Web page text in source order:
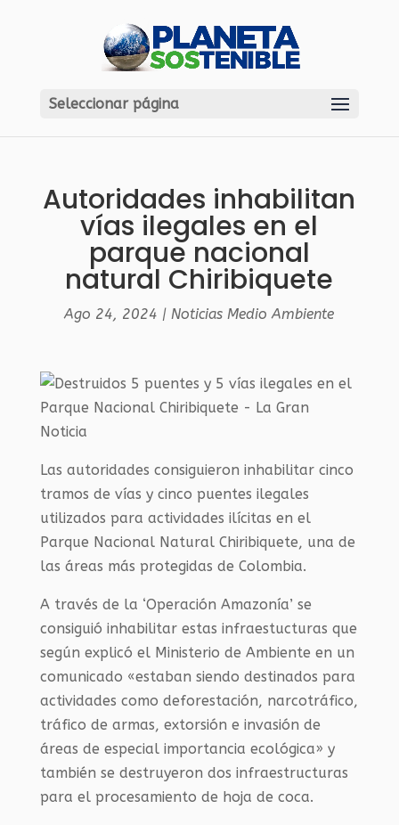
Seleccionar página
Autoridades inhabilitan
vías ilegales en el
parque nacional
natural Chiribiquete
Ago 24, 2024 |Noticias Medio Ambiente
Las autoridades consiguieron inhabilitar cinco
tramos de vías y cinco puentes ilegales
utilizados para actividades ilícitas en el
Parque Nacional Natural Chiribiquete, una de
las áreas más protegidas de Colombia.
A través de la ‘Operación Amazonía’ se
consiguió inhabilitar estas infraestucturas que
según explicó el Ministerio de Ambiente en un
comunicado «estaban siendo destinados para
actividades como deforestación, narcotráfico,
tráfico de armas, extorsión e invasión de
áreas de especial importancia ecológica» y
también se destruyeron dos infraestructuras
para el procesamiento de hoja de coca.